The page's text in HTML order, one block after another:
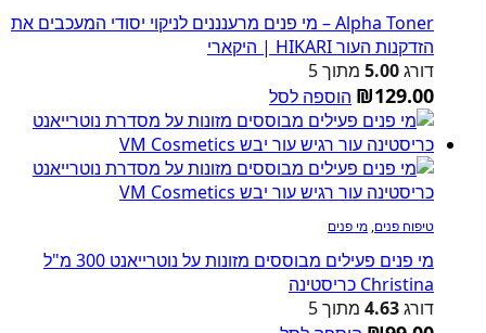
Alpha Toner – מי פנים מרענננים לניקוי יסודי המעכבים את
הזדקנות העור HIKARI | היקארי
דורג5.00 מתוך 5
₪129.00 הוספה לסל
טיפוח פנים, מי פנים
מי פנים פעילים מבוססים מזונות על נוטרייאנט 300 מ"ל
Christina כריסטינה
דורג4.63 מתוך 5